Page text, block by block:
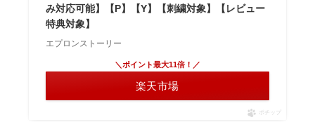
み対応可能】【P】【Y】【刺繍対象】【レビュー
特典対象】
エプロンストーリー
＼ポイント最大11倍！／
楽天市場
ポチップ